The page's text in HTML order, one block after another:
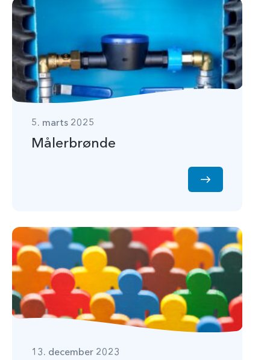
5. marts 2025
Målerbrønde
13. december 2023